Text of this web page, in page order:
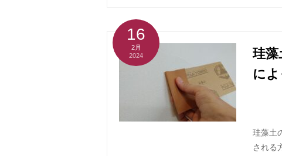
16
2月
2024
珪藻
に
珪藻土
される